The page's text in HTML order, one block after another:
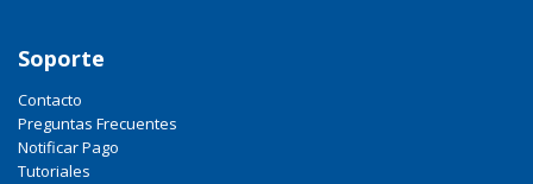
Soporte
Contacto
Preguntas Frecuentes
Notificar Pago
Tutoriales